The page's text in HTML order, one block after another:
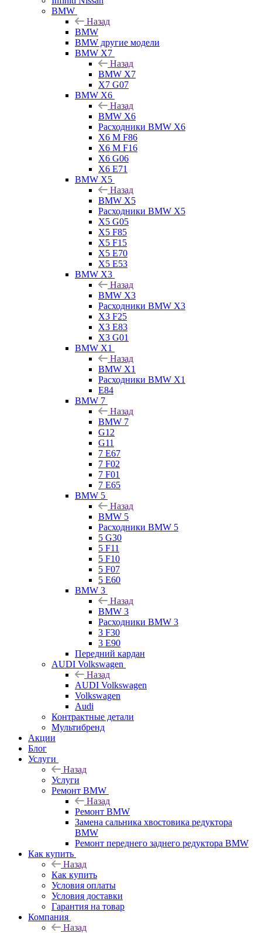
BMW
Назад
BMW
BMW другие модели
BMW X7
Назад
BMW X7
X7 G07
BMW X6
Назад
BMW X6
Расходники BMW X6
X6 M F86
X6 M F16
X6 G06
X6 E71
BMW X5
Назад
BMW X5
Расходники BMW X5
X5 G05
X5 F85
X5 F15
X5 E70
X5 E53
BMW X3
Назад
BMW X3
Расходники BMW X3
X3 F25
X3 E83
X3 G01
BMW X1
Назад
BMW X1
Расходники BMW X1
E84
BMW 7
Назад
BMW 7
G12
G11
7 Е67
7 F02
7 F01
7 E65
BMW 5
Назад
BMW 5
Расходники BMW 5
5 G30
5 F11
5 F10
5 F07
5 E60
BMW 3
Назад
BMW 3
Расходники BMW 3
3 F30
3 E90
Передний кардан
AUDI Volkswagen
Назад
AUDI Volkswagen
Volkswagen
Audi
Контрактные детали
Мультибренд
Акции
Блог
Услуги
Назад
Услуги
Ремонт BMW
Назад
Ремонт BMW
Замена сальника хвостовика редуктора
BMW
Ремонт переднего заднего редуктора BMW
Как купить
Назад
Как купить
Условия оплаты
Условия доставки
Гарантия на товар
Компания
Назад